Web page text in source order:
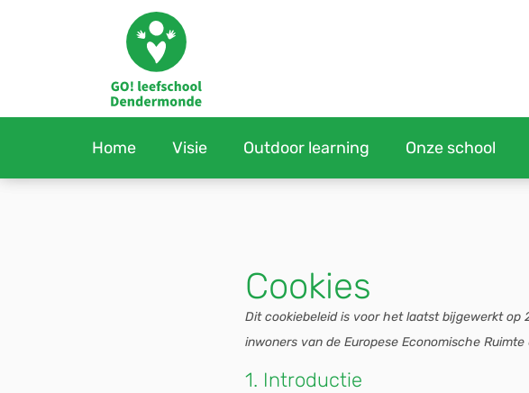
Home Visie Outdoor learning Onze school
Cookies
Dit cookiebeleid is voor het laatst bijgewerkt op
inwoners van de Europese Economische Ruimte
1. Introductie